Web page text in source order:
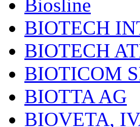
Biosline
BIOTECH
BIOTECH
BIOTICOM
BIOTTA AG
BIOVETA,